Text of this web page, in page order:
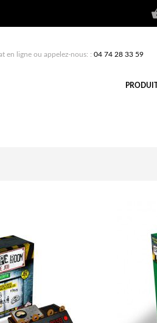
en ligne ou appelez-nous: : 04 74 28 33 59